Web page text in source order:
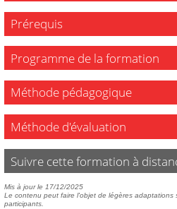
Prérequis
Programme de la formation
Méthode pédagogique
Méthode d'évaluation
Suivre cette formation à
Mis à jour le 17/12/2025
Le contenu peut faire l'objet de légères adaptations
participants.